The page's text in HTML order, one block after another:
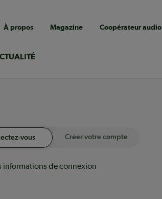
Navigation
À propos Magazine Coopérateur audio
vous Créer votre compte
informations de connexion